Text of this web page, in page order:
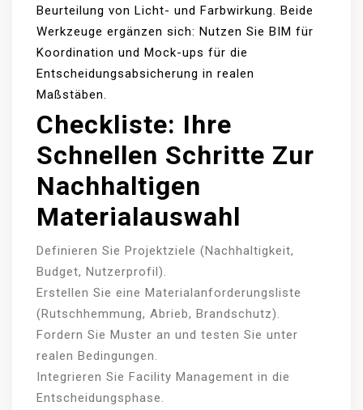
Beurteilung von Licht- und Farbwirkung. Beide
Werkzeuge ergänzen sich: Nutzen Sie BIM für
Koordination und Mock-ups für die
Entscheidungsabsicherung in realen
Maßstäben.
Checkliste: Ihre
Schnellen Schritte Zur
Nachhaltigen
Materialauswahl
Definieren Sie Projektziele (Nachhaltigkeit,
Budget, Nutzerprofil).
Erstellen Sie eine Materialanforderungsliste
(Rutschhemmung, Abrieb, Brandschutz).
Fordern Sie Muster an und testen Sie unter
realen Bedingungen.
Integrieren Sie Facility Management in die
Entscheidungsphase.